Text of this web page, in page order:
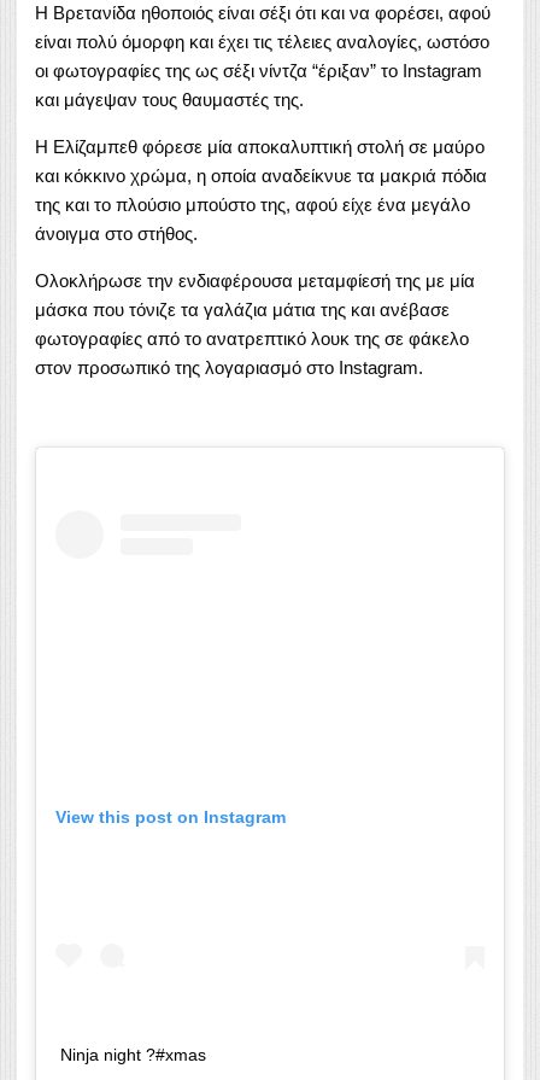
Η Βρετανίδα ηθοποιός είναι σέξι ότι και να φορέσει, αφού
είναι πολύ όμορφη και έχει τις τέλειες αναλογίες, ωστόσο
οι φωτογραφίες της ως σέξι νίντζα “έριξαν” το Instagram
και μάγεψαν τους θαυμαστές της.
Η Ελίζαμπεθ φόρεσε μία αποκαλυπτική στολή σε μαύρο
και κόκκινο χρώμα, η οποία αναδείκνυε τα μακριά πόδια
της και το πλούσιο μπούστο της, αφού είχε ένα μεγάλο
άνοιγμα στο στήθος.
Ολοκλήρωσε την ενδιαφέρουσα μεταμφίεσή της με μία
μάσκα που τόνιζε τα γαλάζια μάτια της και ανέβασε
φωτογραφίες από το ανατρεπτικό λουκ της σε φάκελο
στον προσωπικό της λογαριασμό στο Instagram.
View this post on Instagram
Ninja night ?#xmas